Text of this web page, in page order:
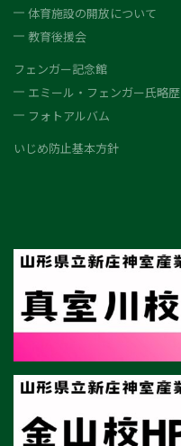
体育施設の開放について
教育後援会
フェンガー記念館
エミール・フェンガー氏略歴
フォトアルバム
いじめ防止基本方針